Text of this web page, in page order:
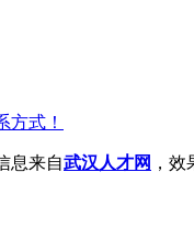
方式！
息来自武汉人才网 ，